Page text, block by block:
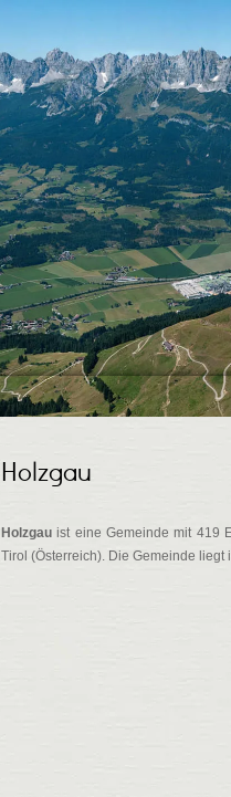
Holzgau
Holzgau ist eine Gemeinde mit 419
Tirol (Österreich). Die Gemeinde liegt